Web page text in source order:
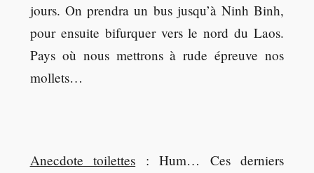
jours. On prendra un bus jusqu’à Ninh Binh,
pour ensuite bifurquer vers le nord du Laos.
Pays où nous mettrons à rude épreuve nos
mollets…
Anecdote toilettes : Hum… Ces derniers